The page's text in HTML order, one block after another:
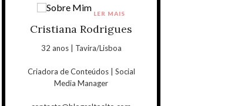
Cristiana Rodrigues
32 anos | Tavira/Lisboa
Criadora de Conteúdos | Social
Media Manager
LER MAIS